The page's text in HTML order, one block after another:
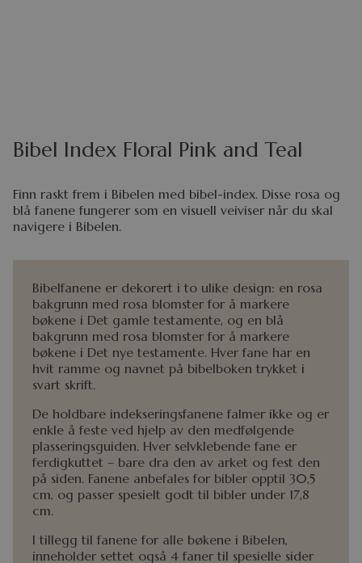
Bibel Index Floral Pink and Teal
Finn raskt frem i Bibelen med bibel-index. Disse rosa og
blå fanene fungerer som en visuell veiviser når du skal
navigere i Bibelen.
Bibelfanene er dekorert i to ulike design: en rosa
bakgrunn med rosa blomster for å markere
bøkene i Det gamle testamente, og en blå
bakgrunn med rosa blomster for å markere
bøkene i Det nye testamente. Hver fane har en
hvit ramme og navnet på bibelboken trykket i
svart skrift.
De holdbare indekseringsfanene falmer ikke og er
enkle å feste ved hjelp av den medfølgende
plasseringsguiden. Hver selvklebende fane er
ferdigkuttet – bare dra den av arket og fest den
på siden. Fanene anbefales for bibler opptil 30,5
cm, og passer spesielt godt til bibler under 17,8
cm.
I tillegg til fanene for alle bøkene i Bibelen,
inneholder settet også 4 faner til spesielle sider